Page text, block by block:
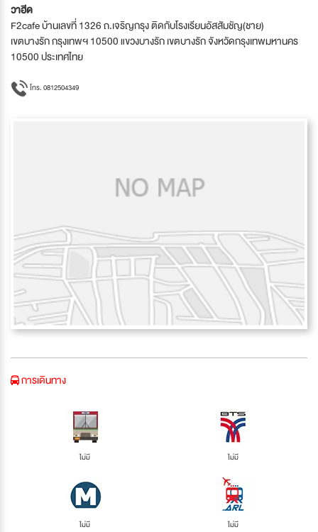
วาฮีด
F2cafe บ้านเลขที่ 1326 ถ.เจริญกรุง ติดกับโรงเรียนอัสสัมชัญ(ชาย)
เขตบางรัก กรุงเทพฯ 10500 แขวงบางรัก เขตบางรัก จังหวัดกรุงเทพมหานคร
10500 ประเทศไทย
โทร. 0812504349
การเดินทาง
ไม่มี ไม่มี
ไม่มี ไม่มี